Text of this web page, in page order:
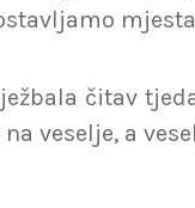
čitav
veselje, a